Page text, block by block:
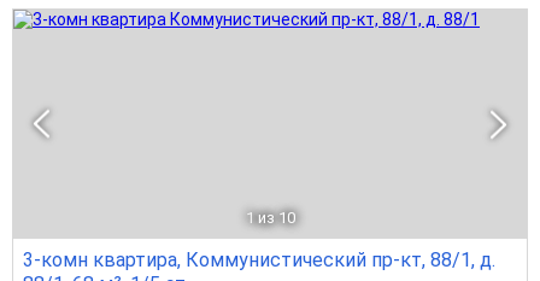
1 из 10
3-комн квартира, Коммунистический пр-кт, 88/1, д.